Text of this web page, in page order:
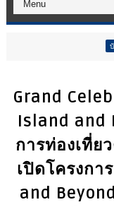
“เที
Grand
Island and
การท่องเที่
เปิดโครงกา
and